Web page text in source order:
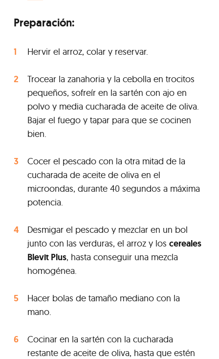
Preparación:
Hervir el arroz, colar y reservar.
Trocear la zanahoria y la cebolla en trocitos
pequeños, sofreír en la sartén con ajo en
polvo y media cucharada de aceite de oliva.
Bajar el fuego y tapar para que se cocinen
bien.
Cocer el pescado con la otra mitad de la
cucharada de aceite de oliva en el
microondas, durante 40 segundos a máxima
potencia.
Desmigar el pescado y mezclar en un bol
junto con las verduras, el arroz y los cereales
Blevit Plus, hasta conseguir una mezcla
homogénea.
Hacer bolas de tamaño mediano con la
mano.
Cocinar en la sartén con la cucharada
restante de aceite de oliva, hasta que estén